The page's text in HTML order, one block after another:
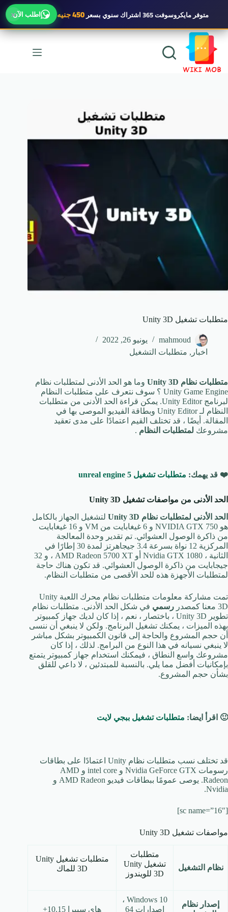
× متوفرمايكروسوفت 365 اشتراك سنوي بسعر450 جنيه اطلب الآن
التجاوز
المحتوى
متطلبات تشغيل Unity 3D
mahmoud
يونيو 26, 2022
اخبار , متطلبات التشغيل
متطلبات نظام Unity 3D
وما هو الحد الأدنى لمتطلبات نظام
Unity Game Engine ؟ سوف نتعرف على متطلبات النظام
لبرنامج Unity Editor.
يمكن قراءة الحد الأدنى من متطلبات
النظام لـ Unity Editor وبطاقة الفيديو الموصى بها في
المقالة. أيضًا ، قد تختلف القيم اعتمادًا على مدى تعقيد
مشروعك لمتطلبات النظام .
❤️ قد يهمك: متطلبات تشغيل unreal engine 5
الحد الأدنى من مواصفات تشغيل Unity 3D
الحد الأدنى لمتطلبات نظام Unity 3D
لتشغيل الجهاز بالكامل
هو NVIDIA GTX 750 و 6 غيغابايت من VM و 16 غيغابايت
من ذاكرة الوصول العشوائي. تم تقدير وحدة المعالجة
المركزية 12 نواة بسرعة 3.4 جيجاهرتز لمدة 30 إطارًا في
الثانية ، Nvidia GTX 1080 أو AMD Radeon 5700 XT ، و 32
جيجابايت من ذاكرة الوصول العشوائي. قد تكون هناك حاجة
لمتطلبات الأجهزة هذه للحد الأقصى من متطلبات النظام.
تمت مشاركة معلومات متطلبات نظام محرك اللعبة Unity
3D معنا كمصدر
رسمي في شكل الحد الأدنى. متطلبات نظام
تطوير Unity 3D ، باختصار ، نعم ، إذا كان لديك جهاز كمبيوتر
بهذه الميزات ، يمكنك تشغيل البرنامج. ولكن لا ينبغي أن ننسى
أن حجم المشروع والحاجة إلى قانون الكمبيوتر بشكل مباشر
لا ينبغي نسيانه في هذا النوع من البرامج. لذلك ، إذا كان
مشروعك واسع النطاق ، فيمكنك استخدام جهاز كمبيوتر يتمتع
بإمكانيات أفضل مما يلي. بالنسبة للمبتدئين ، لا داعي للقلق
بشأن حجم المشروع.
🙂 اقرأ ايضا: متطلبات تشغيل ببجي لايت
قد تختلف نسب متطلبات نظام Unity اعتمادًا على بطاقات
رسومات Nvidia GeForce GTX و intel core و AMD
Radeon. يوصى عمومًا ببطاقات فيديو AMD Radeon و
Nvidia.
[sc name=”16″]
مواصفات تشغيل Unity 3D
نظام التشغيل
متطلبات
تشغيل Unity
3D للويندوز
متطلبات تشغيل Unity
3D للماك
إصدار نظام
Windows 10 ،
إصدارات 64
هاي سييرا 10.15+